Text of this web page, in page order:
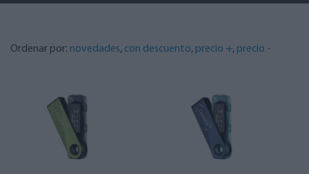
Ordenar por: novedades, con descuento, precio +, precio -